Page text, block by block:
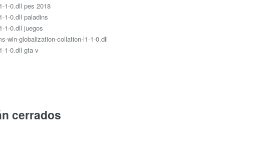
1-0.dll pes 2018
1-0.dll paladins
1-0.dll juegos
win-globalization-collation-l1-1-0.dll
1-0.dll gta v
cerrados